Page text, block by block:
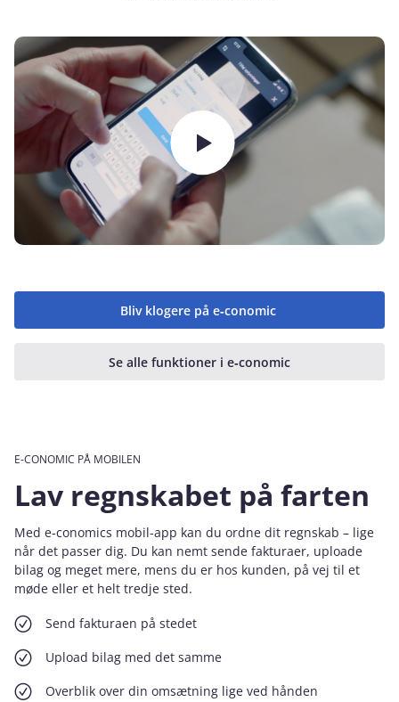
Bliv klogere på e‑conomic
Se alle funktioner i e‑conomic
E-CONOMIC PÅ MOBILEN
Lav regnskabet på farten
Med e‑conomics mobil-app kan du ordne dit regnskab – lige
når det passer dig. Du kan nemt sende fakturaer, uploade
bilag og meget mere, mens du er hos kunden, på vej til et
møde eller et helt tredje sted.
Send fakturaen på stedet
Upload bilag med det samme
Overblik over din omsætning lige ved hånden